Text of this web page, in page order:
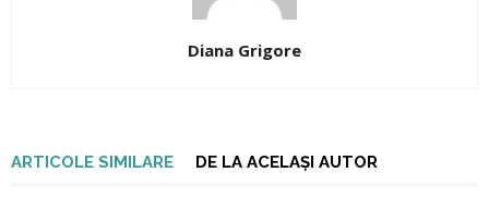
Diana Grigore
ARTICOLE SIMILARE DE LA ACELAȘI AUTOR